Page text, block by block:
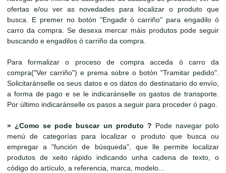
ofertas e/ou ver as novedades para localizar o produto que
busca. E premer no botón "Engadir ó carriño" para engadilo ó
carro da compra. Se desexa mercar máis produtos pode seguir
buscando e engadilos ó carriño da compra.
Para formalizar o proceso de compra acceda ó carro da
compra("Ver carriño") e prema sobre o botón "Tramitar pedido".
Solicitaránselle os seus datos e os datos do destinatario do envío,
a forma de pago e se le indicaránselle os gastos de transporte.
Por último indicaránselle os pasos a seguir para proceder ó pago.
» ¿Como se pode buscar un produto ? Pode navegar polo
menú de categorías para localizar o produto que busca ou
empregar a "función de búsqueda", que lle permite localizar
produtos de xeito rápido indicando unha cadena de texto, o
código do artículo, a referencia, marca, modelo...